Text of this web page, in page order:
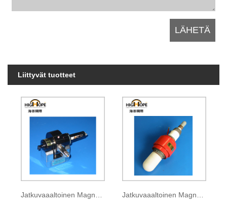
Liittyvät tuotteet
Jatkuvaaaltoinen Magnetron CK-140B Jatkuvaaaltoinen Magnetron CK-611